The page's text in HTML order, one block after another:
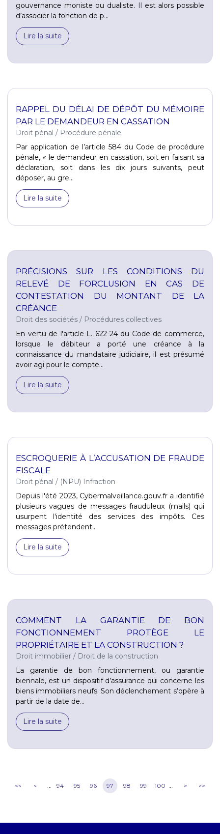
gouvernance moniste ou dualiste. Il est alors possible
d’associer la fonction de p...
Lire la suite
RAPPEL DU DÉLAI DE DÉPÔT DU MÉMOIRE
PAR LE DEMANDEUR EN CASSATION
Droit pénal / Procédure pénale
Par application de l’article 584 du Code de procédure
pénale, « le demandeur en cassation, soit en faisant sa
déclaration, soit dans les dix jours suivants, peut
déposer, au gre...
Lire la suite
PRÉCISIONS SUR LES CONDITIONS DU
RELEVÉ DE FORCLUSION EN CAS DE
CONTESTATION DU MONTANT DE LA
CRÉANCE
Droit des sociétés / Procédures collectives
En vertu de l'article L. 622-24 du Code de commerce,
lorsque le débiteur a porté une créance à la
connaissance du mandataire judiciaire, il est présumé
avoir agi pour le compte...
Lire la suite
ESCROQUERIE À L’ACCUSATION DE FRAUDE
FISCALE
Droit pénal / (NPU) Infraction
Depuis l'été 2023, Cybermalveillance.gouv.fr a identifié
plusieurs vagues de messages frauduleux (mails) qui
usurpent l'identité des services des impôts. Ces
messages prétendent...
Lire la suite
COMMENT LA GARANTIE DE BON
FONCTIONNEMENT PROTÈGE LE
PROPRIÉTAIRE ET LA CONSTRUCTION ?
Droit immobilier / Droit de la construction
La garantie de bon fonctionnement, ou garantie
biennale, est un dispositif d’assurance qui concerne les
biens immobiliers neufs. Son déclenchement s’opère à
partir de la date de...
Lire la suite
<< < ... 94 95 96 97 98 99 100 ... > >>